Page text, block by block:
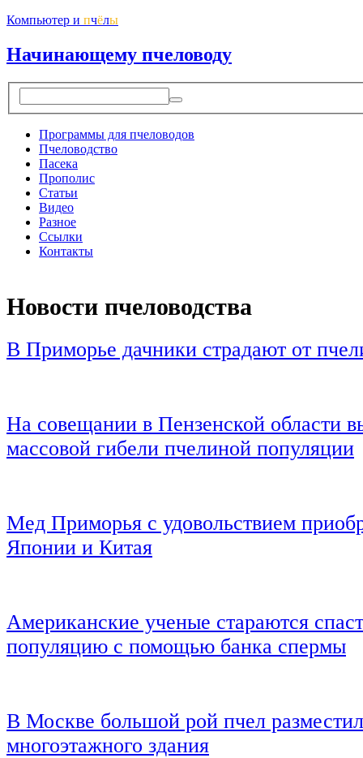
Компьютер и пчёлы
Начинающему пчеловоду
Программы для пчеловодов
Пчеловодство
Пасека
Прополис
Статьи
Видео
Разное
Ссылки
Контакты
Новости пчеловодства
В Приморье дачники страдают от
На совещании в Пензенской области
массовой гибели пчелиной популяции
Мед Приморья с удовольствием
Японии и Китая
Американские ученые стараются
популяцию с помощью банка спермы
В Москве большой рой пчел
многоэтажного здания